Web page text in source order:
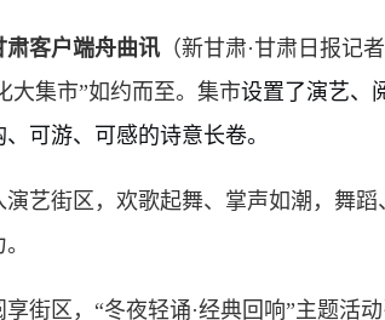
肃客户端舟曲讯 （新甘肃·甘肃日报记
大集市”如约而至。集市设置了演艺、
可游、可感的诗意长卷。
街区，欢歌起舞、掌声如潮，舞蹈
区，“冬夜轻诵·经典回响”主题活动